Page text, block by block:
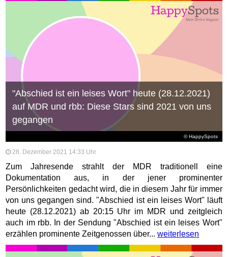
© HappySpots
"Abschied ist ein leises Wort" heute (28.12.2021)
auf MDR und rbb: Diese Stars sind 2021 von uns
gegangen
28. Dezember 2021 14:33 Uhr
Zum Jahresende strahlt der MDR traditionell eine
Dokumentation aus, in der jener prominenter
Persönlichkeiten gedacht wird, die in diesem Jahr für immer
von uns gegangen sind. "Abschied ist ein leises Wort" läuft
heute (28.12.2021) ab 20:15 Uhr im MDR und zeitgleich
auch im rbb. In der Sendung "Abschied ist ein leises Wort"
erzählen prominente Zeitgenossen über...weiterlesen